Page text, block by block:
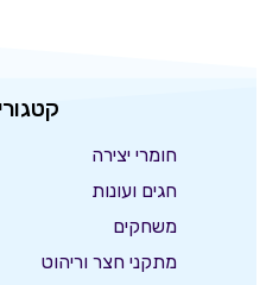
חומרי יצירה
חגים ועונות
משחקים
מתקני חצר וריהוט